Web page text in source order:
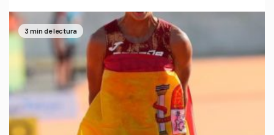
3 min de lectura